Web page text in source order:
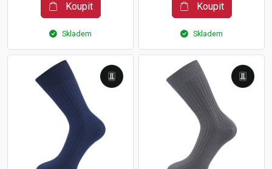
Koupit
Skladem
Koupit
Skladem